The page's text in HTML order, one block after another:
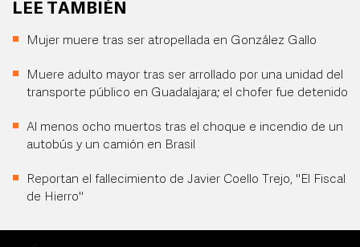
LEE TAMBIÉN
Mujer muere tras ser atropellada en González Gallo
Muere adulto mayor tras ser arrollado por una unidad del
transporte público en Guadalajara; el chofer fue detenido
Al menos ocho muertos tras el choque e incendio de un
autobús y un camión en Brasil
Reportan el fallecimiento de Javier Coello Trejo, "El Fiscal
de Hierro"